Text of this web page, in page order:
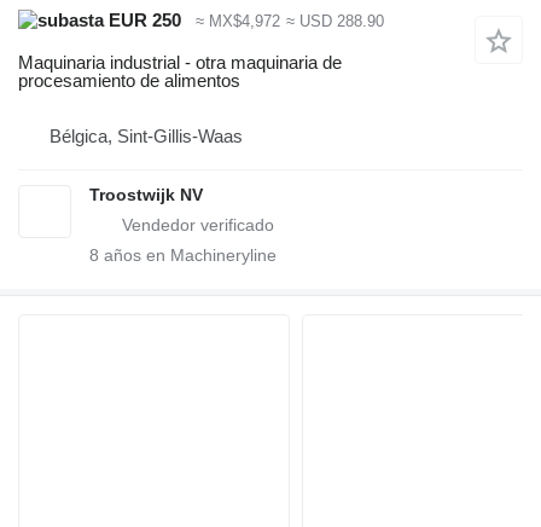
EUR 250
≈ MX$4,972 ≈ USD 288.90
Maquinaria industrial - otra maquinaria de
procesamiento de alimentos
Bélgica, Sint-Gillis-Waas
Troostwijk NV
8 años en Machineryline